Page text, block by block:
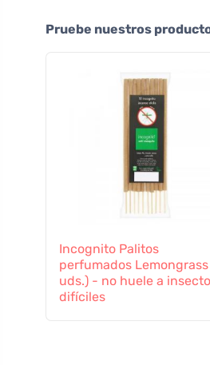
Pruebe nuestros
Incognito Palitos
perfumados Lemongrass
uds.) - no huele a
difíciles